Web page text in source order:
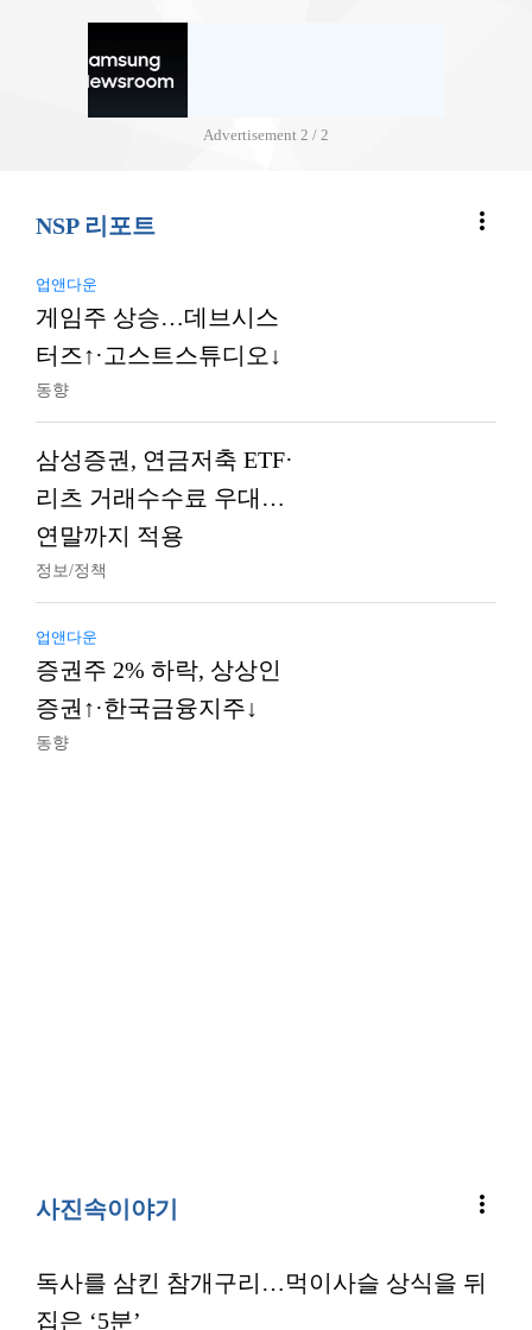
Advertisement 2 / 2
NSP 리포트 more_vert
업앤다운
게임주 상승…데브시스
터즈↑·고스트스튜디오↓
동향
삼성증권, 연금저축 ETF·
리츠 거래수수료 우대…
연말까지 적용
정보/정책
업앤다운
증권주 2% 하락, 상상인
증권↑·한국금융지주↓
동향
사진속이야기 more_vert
독사를 삼킨 참개구리…먹이사슬 상식을 뒤
집은 ‘5분’